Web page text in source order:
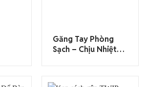
Găng Tay Phòng
Sạch – Chịu Nhiệt